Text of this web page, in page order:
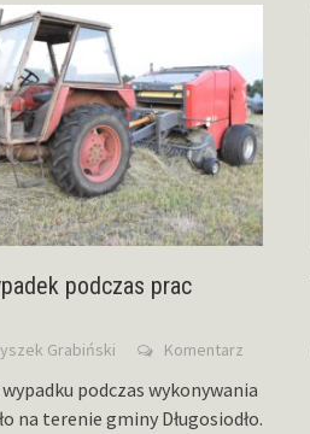
podczas prac
Grabiński Komentarz
podczas wykonywania
na terenie gminy Długosiodło.